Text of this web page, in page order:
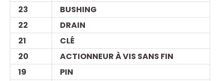
23
BUSHING
22
DRAIN
21
CLÉ
20
ACTIONNEUR À VIS SANS FIN
19
PIN